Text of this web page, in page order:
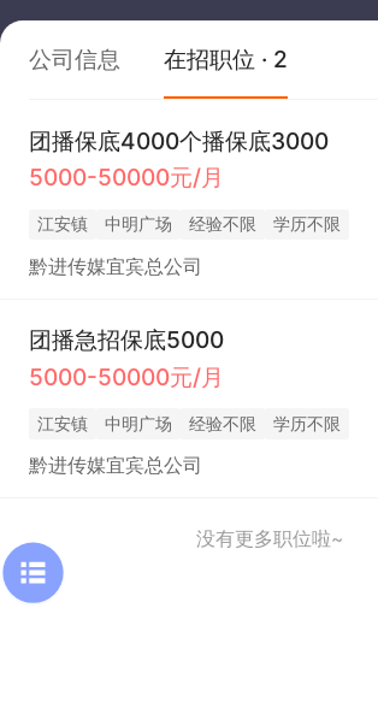
公司信息 在招职位 · 2
团播保底4000个播保底3000
5000-50000元/月
江安镇 中明广场 经验不限 学历不限
黔进传媒宜宾总公司
团播急招保底5000
5000-50000元/月
江安镇 中明广场 经验不限 学历不限
黔进传媒宜宾总公司
没有更多职位啦~